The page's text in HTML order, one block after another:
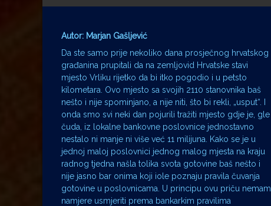
Autor: Marjan Gašljević
Da ste samo prije nekoliko dana prosječnog hrvatskog
građanina prupitali da na zemljovid Hrvatske stavi
mjesto Vrliku rijetko da bi itko pogodio i u petsto
kilometara. Ovo mjesto sa svojih 2110 stanovnika baš
nešto i nije spominjano, a nije niti, što bi rekli, „usput“. I
onda smo svi neki dan pojurili tražiti mjesto gdje je, gle
čuda, iz lokalne bankovne poslovnice jednostavno
nestalo ni manje ni više već 11 milijuna. Kako se je u
jednoj maloj poslovnici jednog malog mjesta na kraju
radnog tjedna našla tolika svota gotovine baš nešto i
nije jasno bar onima koji iole poznaju pravila čuvanja
gotovine u poslovnicama. U principu ovu priču nemam
namjere usmjeriti prema bankarkim pravilima